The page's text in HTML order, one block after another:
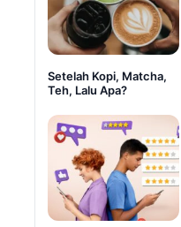
Setelah Kopi, Matcha,
Teh, Lalu Apa?